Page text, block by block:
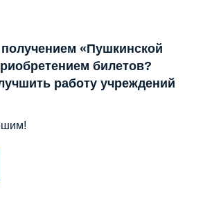
«Пушкинской
билетов?
работу учреждений